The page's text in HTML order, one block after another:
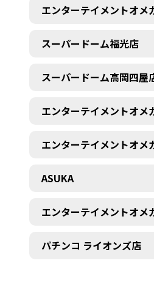
エンターテイメントオメ
スーパードーム福光店
スーパードーム高岡四屋
エンターテイメントオメ
エンターテイメントオメ
ASUKA
エンターテイメントオメ
パチンコ ライオンズ店